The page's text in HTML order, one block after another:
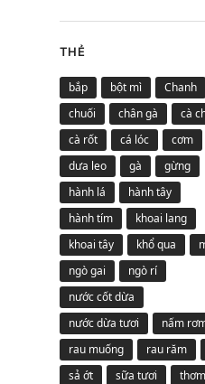
THẺ
bắp bột mì
Chanh
chuối
chân gà
cà
cà rốt
cá lóc
cơm
dưa leo
gà
gừng
hành lá
hành tây
hành tím
khoai lang
khoai tây
khổ qua
ngò gai
ngò rí
nước cốt dừa
nước dừa tươi
nấm
rau muống
rau răm
sả ớt
sữa tươi
thơm